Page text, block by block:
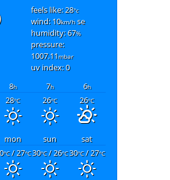
feels like: 28°c
wind: 10km/hse
humidity: 67%
pressure:
1007.11mbar
uv index: 0
6h
7h
8h
26°C
26°C
28°C
sat
sun
mon
30°C/ 27°C
30°C/ 26°C
°C/ 27°C